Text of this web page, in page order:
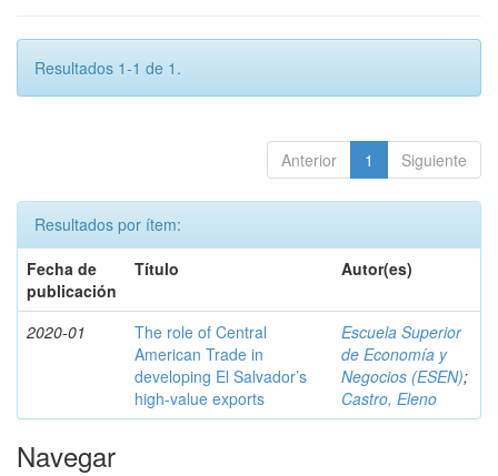
Resultados 1-1 de 1.
Anterior 1 Siguiente
Resultados por ítem:
Fecha de
publicación
Título Autor(es)
2020-01
The role of Central
American Trade in
developing El Salvador’s
high-value exports
Escuela Superior
de Economía y
Negocios (ESEN);
Castro, Eleno
Navegar